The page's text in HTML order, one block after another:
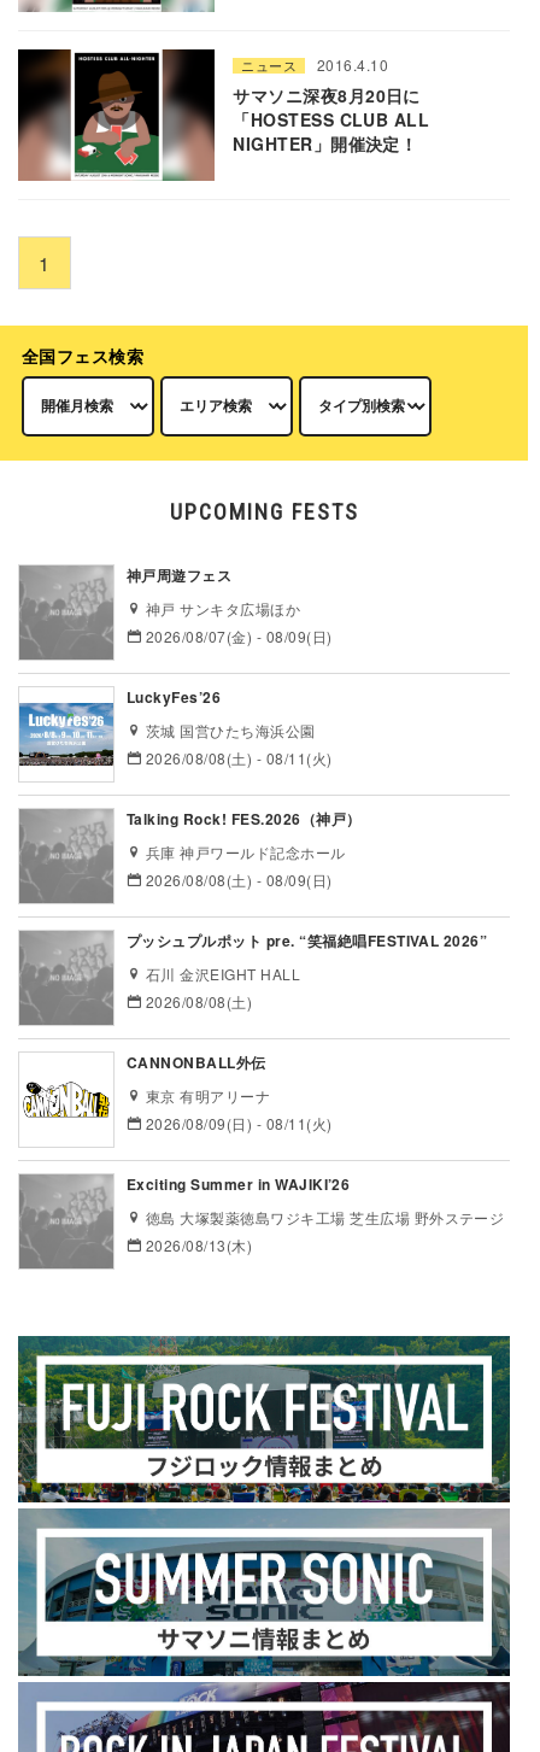
ニュース 2016.4.10
サマソニ深夜8月20日に
「HOSTESS CLUB ALL
NIGHTER」開催決定！
1
全国フェス検索
UPCOMING FESTS
神戸周遊フェス
神戸 サンキタ広場ほか
2026/08/07(金) - 08/09(日)
LuckyFes’26
茨城 国営ひたち海浜公園
2026/08/08(土) - 08/11(火)
Talking Rock! FES.2026（神戸）
兵庫 神戸ワールド記念ホール
2026/08/08(土) - 08/09(日)
プッシュプルポット pre. “笑福絶唱FESTIVAL 2026”
石川 金沢EIGHT HALL
2026/08/08(土)
CANNONBALL外伝
東京 有明アリーナ
2026/08/09(日) - 08/11(火)
Exciting Summer in WAJIKI’26
徳島 大塚製薬徳島ワジキ工場 芝生広場 野外ステージ
2026/08/13(木)